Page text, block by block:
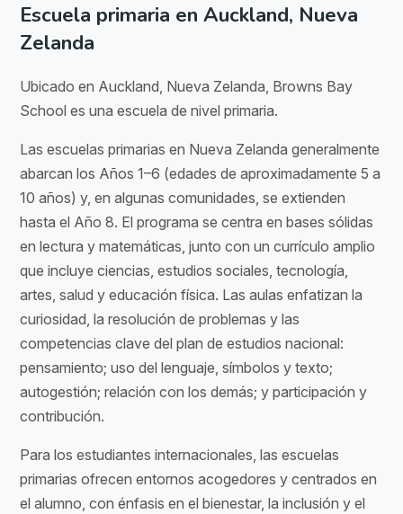
Escuela primaria en Auckland, Nueva
Zelanda
Ubicado en Auckland, Nueva Zelanda, Browns Bay
School es una escuela de nivel primaria.
Las escuelas primarias en Nueva Zelanda generalmente
abarcan los Años 1–6 (edades de aproximadamente 5 a
10 años) y, en algunas comunidades, se extienden
hasta el Año 8. El programa se centra en bases sólidas
en lectura y matemáticas, junto con un currículo amplio
que incluye ciencias, estudios sociales, tecnología,
artes, salud y educación física. Las aulas enfatizan la
curiosidad, la resolución de problemas y las
competencias clave del plan de estudios nacional:
pensamiento; uso del lenguaje, símbolos y texto;
autogestión; relación con los demás; y participación y
contribución.
Para los estudiantes internacionales, las escuelas
primarias ofrecen entornos acogedores y centrados en
el alumno, con énfasis en el bienestar, la inclusión y el